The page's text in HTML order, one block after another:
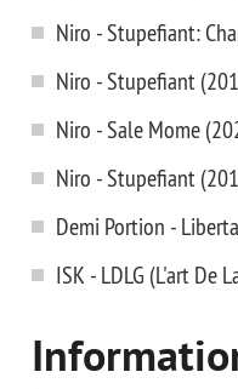
Niro - Stupefiant:
Niro - Stupefiant
Niro - Sale Mome
Niro - Stupefiant
Demi Portion -
ISK - LDLG (L'art De